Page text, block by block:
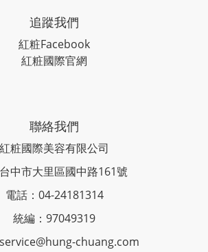
追蹤我們
紅粧Facebook
紅粧國際官網
聯絡我們
紅粧國際美容有限公司
中市大里區國中路161號
電話：04-24181314
統編：97049319
chuang.com